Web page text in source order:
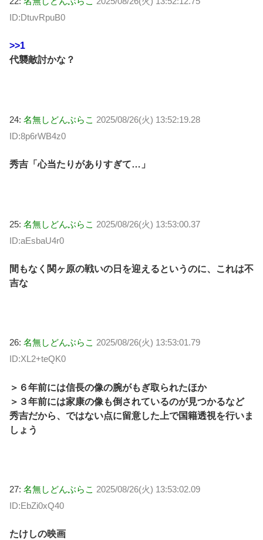
ID:DtuvRpuB0
>>1
代襲敵討かな？
24: 名無しどんぶらこ 2025/08/26(火) 13:52:19.28
ID:8p6rWB4z0
秀吉「心当たりがありすぎて…」
25: 名無しどんぶらこ 2025/08/26(火) 13:53:00.37
ID:aEsbaU4r0
間もなく関ヶ原の戦いの日を迎えるというのに、これは不
吉な
26: 名無しどんぶらこ 2025/08/26(火) 13:53:01.79
ID:XL2+teQK0
＞６年前には信長の像の腕がもぎ取られたほか
＞３年前には家康の像も倒されているのが見つかるなど
秀吉だから、ではない点に留意した上で国籍透視を行いま
しょう
27: 名無しどんぶらこ 2025/08/26(火) 13:53:02.09
ID:EbZi0xQ40
たけしの映画